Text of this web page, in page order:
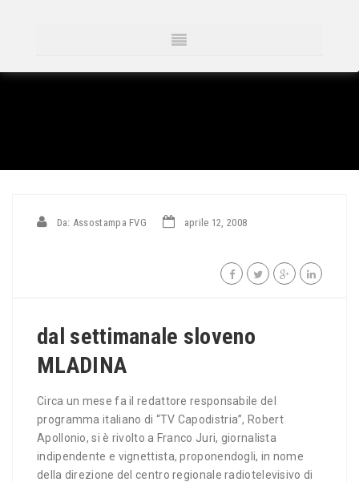
Da: Assostampa FVG aprile 12, 2008
dal settimanale sloveno
MLADINA
Circa un mese fa il redattore responsabile del
programma italiano di “TV Capodistria”, Robert
Apollonio, si è rivolto a Franco Juri, giornalista
indipendente e vignettista, proponendogli, in nome
della direzione del centro regionale radiotelevisivo di